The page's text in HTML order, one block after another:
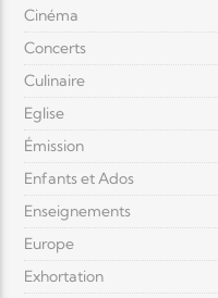
Cinéma
Concerts
Culinaire
Eglise
Émission
Enfants et Ados
Enseignements
Europe
Exhortation